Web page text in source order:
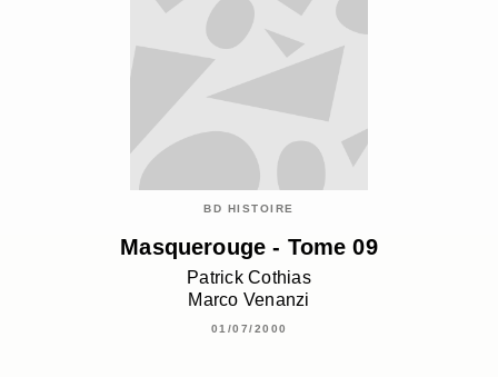
BD HISTOIRE
Masquerouge - Tome 09
Patrick Cothias
Marco Venanzi
01/07/2000